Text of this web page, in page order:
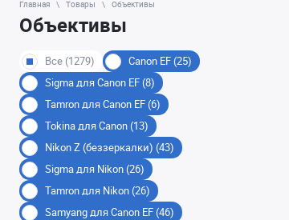
Главная Товары Объективы
Объективы
Все (1279)
Canon EF (25)
Sigma для Canon EF (8)
Tamron для Canon EF (6)
Tokina для Сanon (13)
Nikon Z (беззеркалки) (43)
Sigma для Nikon (26)
Tamron для Nikon (26)
Samyang для Canon EF (46)